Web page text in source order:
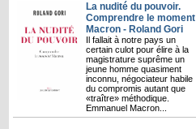
La nudité du pouvoir.
Comprendre le moment
Macron - Roland Gori
Il fallait à notre pays un
certain culot pour élire à la
magistrature suprême un
jeune homme quasiment
inconnu, négociateur habile
du compromis autant que
«traître» méthodique.
Emmanuel Macron...